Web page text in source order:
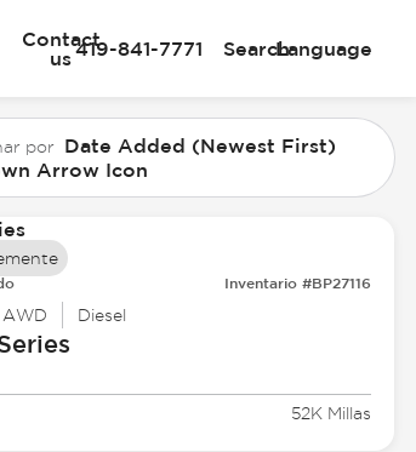
Contact
us419-841-7771 SearchLanguage
por Date Added (Newest First)
Arrow Icon
Inventario #BP27116
AWD Diesel
52K Millas